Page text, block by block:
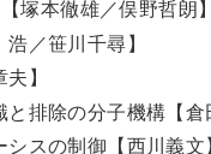
塚本徹雄／俣野哲朗】
／笹川千尋】
】
排除の分子機構【倉
スの制御【西川義文】